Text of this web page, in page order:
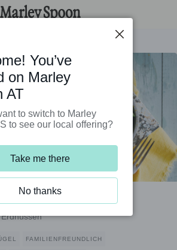
Bio-Hähnchen
FAMILIENFREUNDLICH
You’ve
on Marley
AT
to switch to Marley
to see our local offering?
Take me there
No thanks